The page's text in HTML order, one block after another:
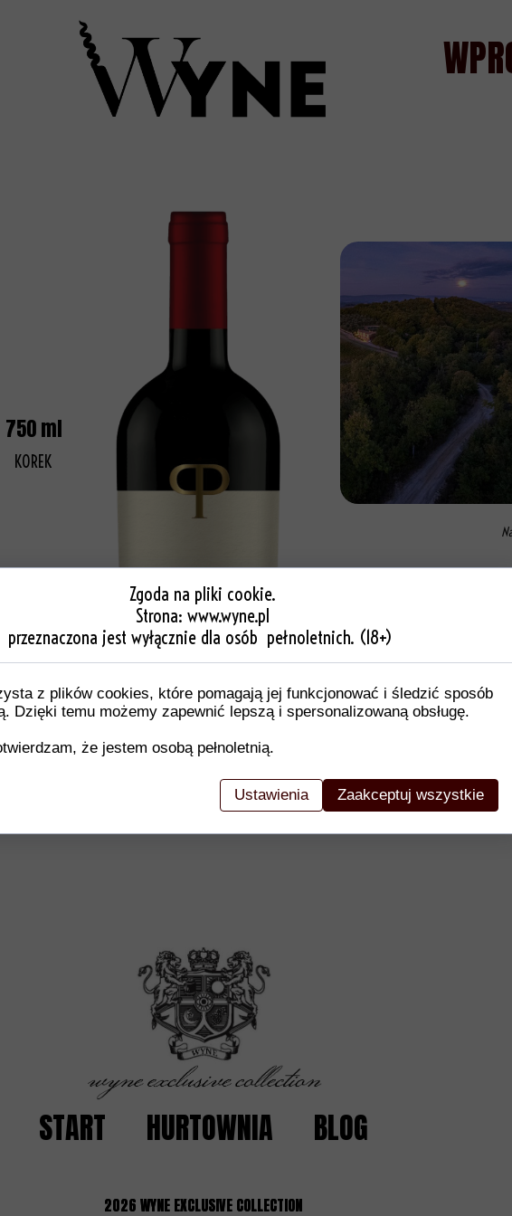
KOREK
750 ml
START HURTOWNIA BLOG
2026 WYNE EXCLUSIVE COLLECTION
Zgoda na pliki cookie.
Strona: www.wyne.pl
przeznaczona jest wyłącznie dla osób pełnoletnich. (18+)
z plików cookies, które pomagają jej funkcjonować i śledzić sposób
Dzięki temu możemy zapewnić lepszą i spersonalizowaną obsługę.
że jestem osobą pełnoletnią.
Ustawienia Zaakceptuj wszystkie